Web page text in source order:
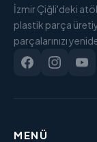
İzmir Çiğli'deki
plastik parça
parçalarınızı
MENÜ